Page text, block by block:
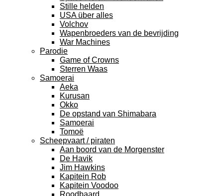
Stille helden
USA über alles
Volchov
Wapenbroeders van de bevrijding
War Machines
Parodie
Game of Crowns
Sterren Waas
Samoerai
Aeka
Kurusan
Okko
De opstand van Shimabara
Samoerai
Tomoë
Scheepvaart / piraten
Aan boord van de Morgenster
De Havik
Jim Hawkins
Kapitein Rob
Kapitein Voodoo
Roodbaard